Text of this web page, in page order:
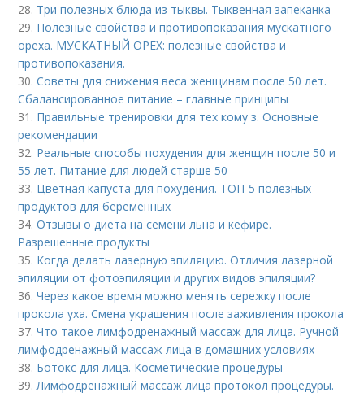
28. Три полезных блюда из тыквы. Тыквенная запеканка
29. Полезные свойства и противопоказания мускатного
ореха. МУСКАТНЫЙ ОРЕХ: полезные свойства и
противопоказания.
30.Советы для снижения веса женщинам после 50 лет.
Сбалансированное питание – главные принципы
31. Правильные тренировки для тех кому з. Основные
рекомендации
32. Реальные способы похудения для женщин после 50 и
55 лет. Питание для людей старше 50
33. Цветная капуста для похудения. ТОП-5 полезных
продуктов для беременных
34.Отзывы о диета на семени льна и кефире.
Разрешенные продукты
35. Когда делать лазерную эпиляцию. Отличия лазерной
эпиляции от фотоэпиляции и других видов эпиляции?
36.Через какое время можно менять сережку после
прокола уха. Смена украшения после заживления прокола
37.Что такое лимфодренажный массаж для лица. Ручной
лимфодренажный массаж лица в домашних условиях
38. Ботокс для лица. Косметические процедуры
39.Лимфодренажный массаж лица протокол процедуры.